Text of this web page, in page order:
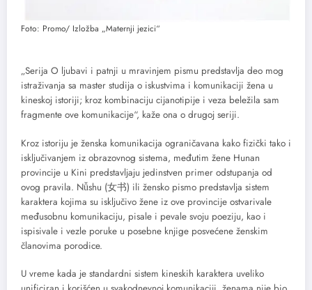
Foto: Promo/ Izložba „Maternji jezici“
„Serija O ljubavi i patnji u mravinjem pismu predstavlja deo mog
istraživanja sa master studija o iskustvima i komunikaciji žena u
kineskoj istoriji; kroz kombinaciju cijanotipije i veza beležila sam
fragmente ove komunikacije“, kaže ona o drugoj seriji.
Kroz istoriju je ženska komunikacija ograničavana kako fizički tako i
isključivanjem iz obrazovnog sistema, međutim žene Hunan
provincije u Kini predstavljaju jedinstven primer odstupanja od
ovog pravila. Nǚshu (女书) ili žensko pismo predstavlja sistem
karaktera kojima su isključivo žene iz ove provincije ostvarivale
međusobnu komunikaciju, pisale i pevale svoju poeziju, kao i
ispisivale i vezle poruke u posebne knjige posvećene ženskim
članovima porodice.
U vreme kada je standardni sistem kineskih karaktera uveliko